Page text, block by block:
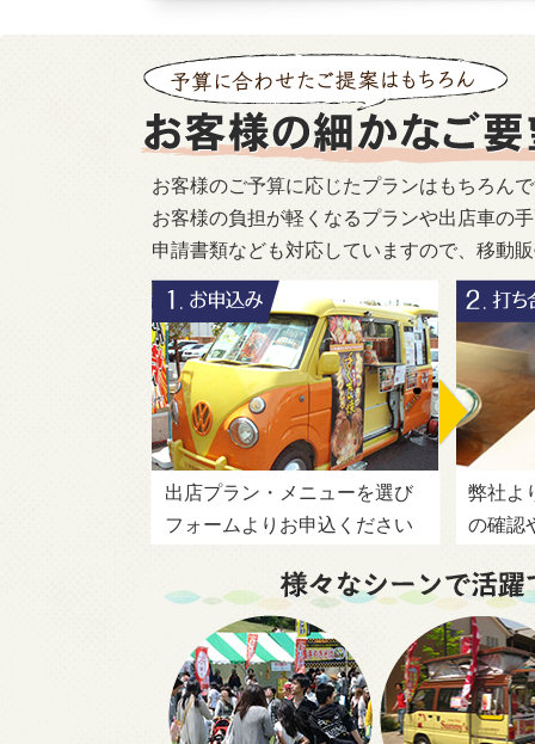
お客様のご予算に応じたプランはもちろん
お客様の負担が軽くなるプランや出店車の
申請書類なども対応していますので、移動
出店プラン・メニューを選び
フォームよりお申込ください
弊社よ
の確認